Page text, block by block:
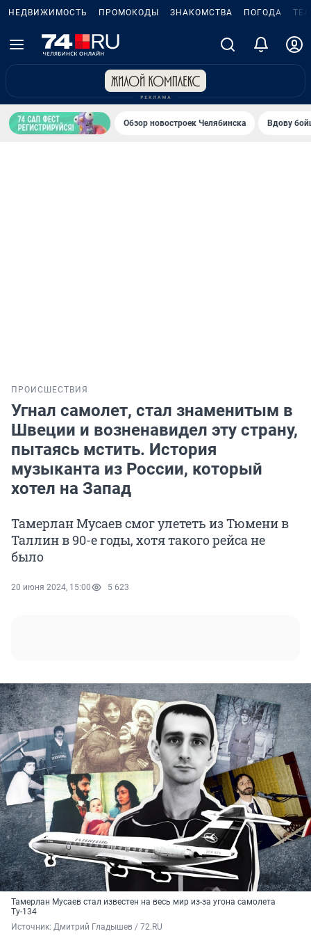
НЕДВИЖИМОСТЬ ПРОМОКОДЫ ЗНАКОМСТВА ПОГОДА
Обзор новостроек Челябинска Вдову
ПРОИСШЕСТВИЯ
Угнал самолет, стал знаменитым в
Швеции и возненавидел эту страну,
пытаясь мстить. История
музыканта из России, который
хотел на Запад
Тамерлан Мусаев смог улететь из Тюмени в
Таллин в 90-е годы, хотя такого рейса не
было
20 июня 2024, 15:00 5 623
Тамерлан Мусаев стал известен на весь мир из-за угона самолета
Ту-134
Источник: Дмитрий Гладышев / 72.RU